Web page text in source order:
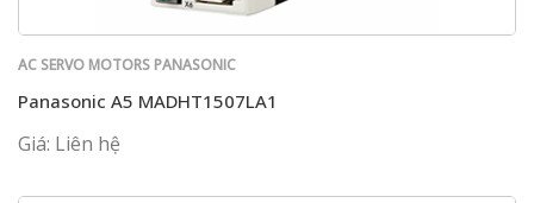
AC SERVO MOTORS PANASONIC
Panasonic A5 MADHT1507LA1
Giá: Liên hệ